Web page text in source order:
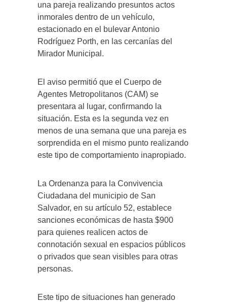
una pareja realizando presuntos actos
inmorales dentro de un vehículo,
estacionado en el bulevar Antonio
Rodríguez Porth, en las cercanías del
Mirador Municipal.
El aviso permitió que el Cuerpo de
Agentes Metropolitanos (CAM) se
presentara al lugar, confirmando la
situación. Esta es la segunda vez en
menos de una semana que una pareja es
sorprendida en el mismo punto realizando
este tipo de comportamiento inapropiado.
La Ordenanza para la Convivencia
Ciudadana del municipio de San
Salvador, en su artículo 52, establece
sanciones económicas de hasta $900
para quienes realicen actos de
connotación sexual en espacios públicos
o privados que sean visibles para otras
personas.
Este tipo de situaciones han generado